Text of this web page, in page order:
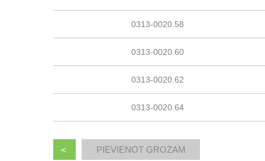
0313-0020.58
0313-0020.60
0313-0020.62
0313-0020.64
<